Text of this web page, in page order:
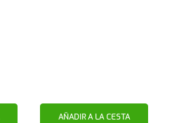
AÑADIR A LA CESTA